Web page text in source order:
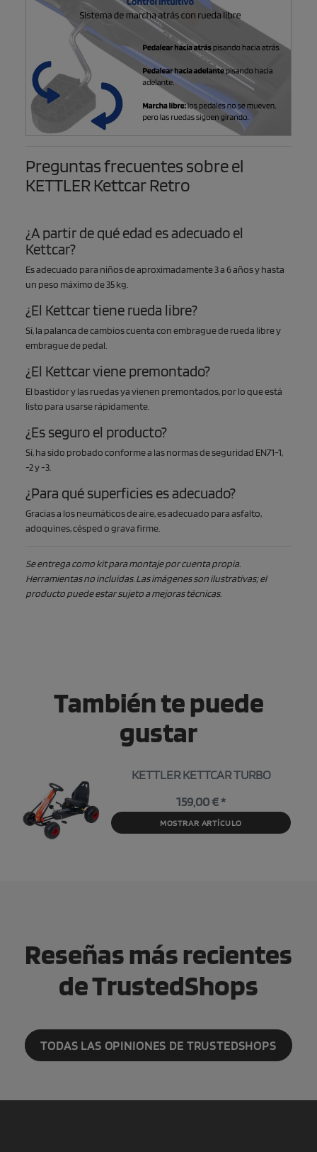
Preguntas frecuentes sobre el
KETTLER Kettcar Retro
¿A partir de qué edad es adecuado el
Kettcar?
Es adecuado para niños de aproximadamente 3 a 6 años y hasta
un peso máximo de 35 kg.
¿El Kettcar tiene rueda libre?
Sí, la palanca de cambios cuenta con embrague de rueda libre y
embrague de pedal.
¿El Kettcar viene premontado?
El bastidor y las ruedas ya vienen premontados, por lo que está
listo para usarse rápidamente.
¿Es seguro el producto?
Sí, ha sido probado conforme a las normas de seguridad EN71-1,
-2 y -3.
¿Para qué superficies es adecuado?
Gracias a los neumáticos de aire, es adecuado para asfalto,
adoquines, césped o grava firme.
Se entrega como kit para montaje por cuenta propia.
Herramientas no incluidas. Las imágenes son ilustrativas; el
producto puede estar sujeto a mejoras técnicas.
También te puede
gustar
KETTLER KETTCAR TURBO
159,00 € *
MOSTRAR ARTÍCULO
Reseñas más recientes
de TrustedShops
TODAS LAS OPINIONES DE TRUSTEDSHOPS